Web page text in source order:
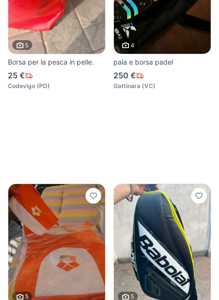
5
Borsa per la pesca in pelle.
25 €
Codevigo (PD)
4
pala e borsa padel
250 €
Gattinara (VC)
5 5